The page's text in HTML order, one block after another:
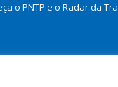
o PNTP e o Radar da